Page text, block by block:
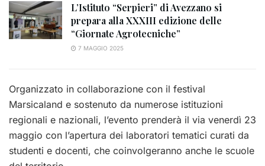
L’Istituto “Serpieri” di Avezzano si
prepara alla XXXIII edizione delle
“Giornate Agrotecniche”
7 MAGGIO 2025
Organizzato in collaborazione con il festival
Marsicaland e sostenuto da numerose istituzioni
regionali e nazionali, l’evento prenderà il via venerdì 23
maggio con l’apertura dei laboratori tematici curati da
studenti e docenti, che coinvolgeranno anche le scuole